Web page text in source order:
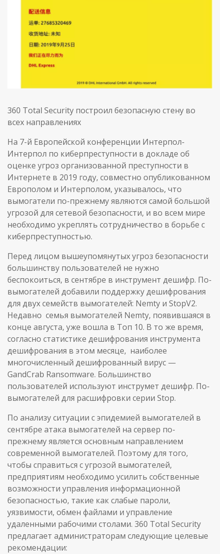
360 Total Security построил безопасную стену во
всех направлениях
На 7-й Европейской конференции Интерпол-
Интерпол по киберпреступности в докладе об
оценке угроз организованной преступности в
Интернете в 2019 году, совместно опубликованном
Европолом и Интерполом, указывалось, что
вымогатели по-прежнему являются самой большой
угрозой для сетевой безопасности, и во всем мире
необходимо укреплять сотрудничество в борьбе с
киберпреступностью.
Перед лицом вышеупомянутых угроз безопасности
большинству пользователей не нужно
беспокоиться, в сентябре в инструмент дешифр. По-
вымогателей добавили поддержку дешифрования
для двух семейств вымогателей: Nemty и StopV2.
Недавно семья вымогателей Nemty, появившаяся в
конце августа, уже вошла в Toп 10. В то же время,
согласно статистике дешифрования инструмента
дешифрования в этом месяце, наиболее
многочисленный дешифрованный вирус —
GandCrab Ransomware. Большинство
пользователей используют инструмет дешифр. По-
вымогателей для расшифровки серии Stop.
По анализу ситуации с эпидемией вымогателей в
сентябре атака вымогателей на сервер по-
прежнему является основным направлением
современной вымогателей. Поэтому для того,
чтобы справиться с угрозой вымогателей,
предприятиям необходимо усилить собственные
возможности управления информационной
безопасностью, такие как слабые пароли,
уязвимости, обмен файлами и управление
удаленными рабочими столами. 360 Total Security
предлагает администраторам следующие целевые
рекомендации: